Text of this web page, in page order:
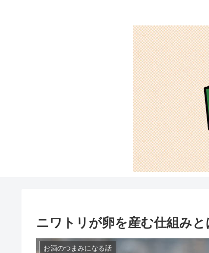
ニワトリが卵を産む仕組み
お酒のつまみになる話